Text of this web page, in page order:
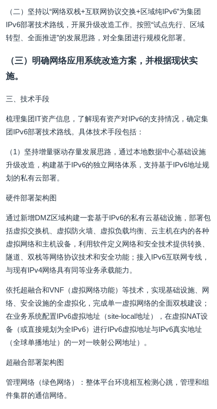
（二）坚持以“网络双栈+互联网协议交换+区域纯IPv6”为集团
IPv6部署技术路线，开展升级改造工作。按照“试点先行、区域
转型、全面推进”的发展思路，对全集团进行规模化部署。
（三）明确网络应用系统改造方案，并根据现状实
施。
三、技术手段
梳理集团IT资产信息，了解现有资产对IPv6的支持情况，确定集
团IPv6部署技术路线。具体技术手段包括：
（1）坚持增量驱动存量发展思路，通过本地数据中心基础设施
升级改造，构建基于IPv6的独立网络体系，支持基于IPv6地址规
划的私有云部署。
硬件部署架构图
通过新增DMZ区域构建一套基于IPv6的私有云基础设施，部署包
括虚拟交换机、虚拟防火墙、虚拟负载均衡、云主机在内的各种
虚拟网络和主机设备，利用软件定义网络和安全技术提供转换、
隧道、双栈等网络协议技术和安全功能；接入IPv6互联网专线，
与现有IPv4网络具有同等业务承载能力。
依托超融合和VNF（虚拟网络功能）等技术，实现基础设施、网
络、安全设施的全虚拟化，完成单一虚拟网络的全面双栈建设；
在业务系统配置IPv6虚拟地址（site-local地址），在虚拟NAT设
备（或直接规划为全IPv6）进行IPv6虚拟地址与IPv6真实地址
（全球单播地址）的一对一映射公网地址）。
超融合部署架构图
管理网络（绿色网络）：整体平台环境相互检测心跳，管理和组
件集群的通信网络。